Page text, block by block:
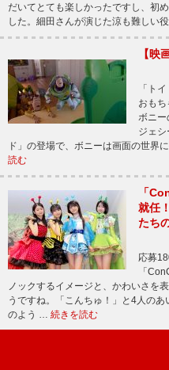
だいてとても楽しかったですし、初
した。細田さんが演じた涼も難しい
【映
「ト
おも
ボニ
ジェ
ド」の登場で、ボニーは画面の世界
読む
「
就任
たち
応募
「
ノックするイメージと、かわいさを
うですね。「こんちゅ！」と4人の
のよう … 続きを読む